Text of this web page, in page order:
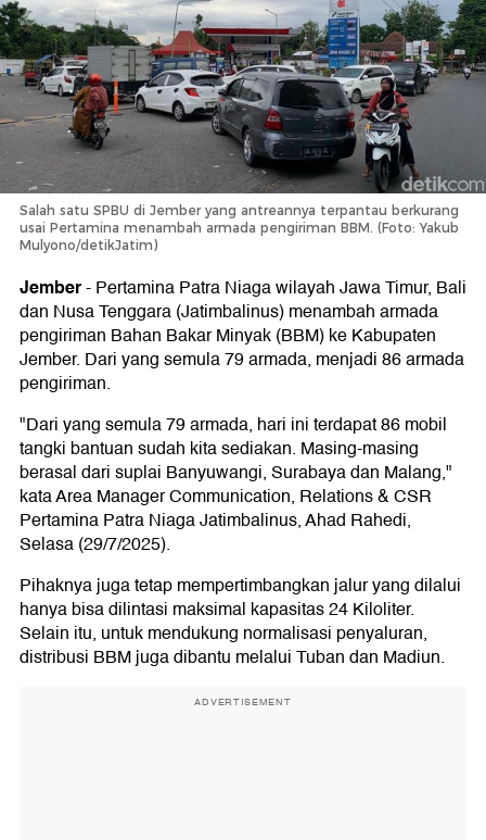
Salah satu SPBU di Jember yang antreannya terpantau berkurang
usai Pertamina menambah armada pengiriman BBM. (Foto: Yakub
Mulyono/detikJatim)
Jember-Pertamina Patra Niaga wilayah Jawa Timur, Bali
dan Nusa Tenggara (Jatimbalinus) menambah armada
pengiriman Bahan Bakar Minyak (BBM) ke Kabupaten
Jember. Dari yang semula 79 armada, menjadi 86 armada
pengiriman.
"Dari yang semula 79 armada, hari ini terdapat 86 mobil
tangki bantuan sudah kita sediakan. Masing-masing
berasal dari suplai Banyuwangi, Surabaya dan Malang,"
kata Area Manager Communication, Relations & CSR
Pertamina Patra Niaga Jatimbalinus, Ahad Rahedi,
Selasa (29/7/2025).
Pihaknya juga tetap mempertimbangkan jalur yang dilalui
hanya bisa dilintasi maksimal kapasitas 24 Kiloliter.
Selain itu, untuk mendukung normalisasi penyaluran,
distribusi BBM juga dibantu melalui Tuban dan Madiun.
ADVERTISEMENT